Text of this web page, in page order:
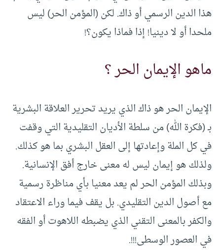
هذا الدين الرسمي أو ذاك. لكن (المؤمن الحر) ليس
ملحدا أو لا دينيا! إذا فماذا يكون؟!
ماهو الإيمان الحر ؟
الإيمان الحر هو ذاك الذي يريد تحرير العلاقة البشرية
بـ (فكرة الله) من سلطة الأديان التقليدية التي وقفت
في كل الملة وإعادتها إلى العقل البشري بما هو كذلك.
ولذلك هو إيمان ليس له معنى خارج أفق الإنسانية.
وبذلك المؤمن الحر لم يعد معنيا بأي مناظرة رسمية
مع أصول الدين التقليدي. بل يقف فيما وراء الاعتقاد
والكفر بالمعنى التقني الذي يضبطه اللاهوت أو الفقه
في العصور الوسطى!!!.